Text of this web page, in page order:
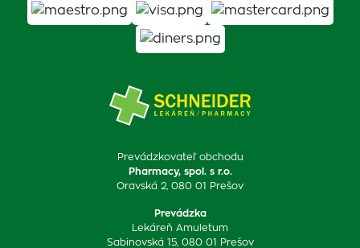
Prevádzkovateľ obchodu
Pharmacy, spol. s r.o.
Oravská 2, 080 01 Prešov
Prevádzka
Lekáreň Amuletum
Sabinovská 15, 080 01 Prešov